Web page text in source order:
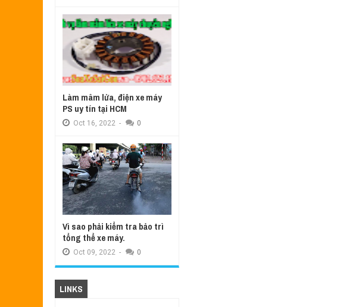
Làm mâm lửa, điện xe máy
PS uy tín tại HCM
Oct 16, 2022 - 0
Vì sao phải kiểm tra bảo trì
tổng thể xe máy.
Oct 09, 2022 - 0
LINKS